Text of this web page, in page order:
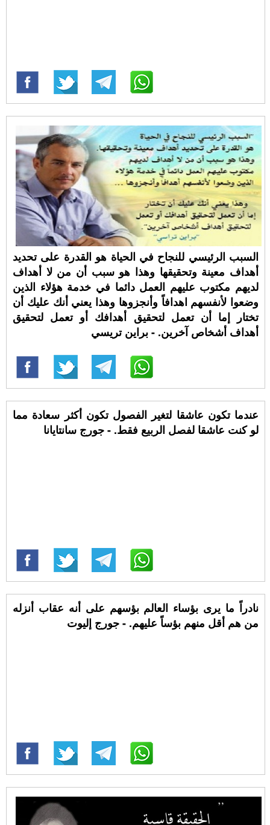
السبب الرئيسي للنجاح في الحياة هو القدرة على تحديد
أهداف معينة وتحقيقها وهذا هو سبب أن من لا أهداف
لديهم مكتوب عليهم العمل دائما في خدمة هؤلاء الذين
وضعوا لأنفسهم اهدافاً وأنجزوها وهذا يعني أنك عليك أن
تختار إما أن تعمل لتحقيق أهدافك أو تعمل لتحقيق
أهداف أشخاص آخرين. - براين تريسي
عندما تكون عاشقا لتغير الفصول تكون أكثر سعادة مما
لو كنت عاشقا لفصل الربيع فقط. - جورج سانتايانا
نادراً ما يرى بؤساء العالم بؤسهم على أنه عقاب أنزله
من هم أقل منهم بؤساً عليهم. - جورج إليوت